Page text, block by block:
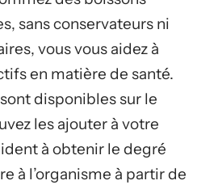
sans conservateurs ni
vous vous aidez à
en matière de santé.
disponibles sur le
les ajouter à votre
à obtenir le degré
à l’organisme à partir de